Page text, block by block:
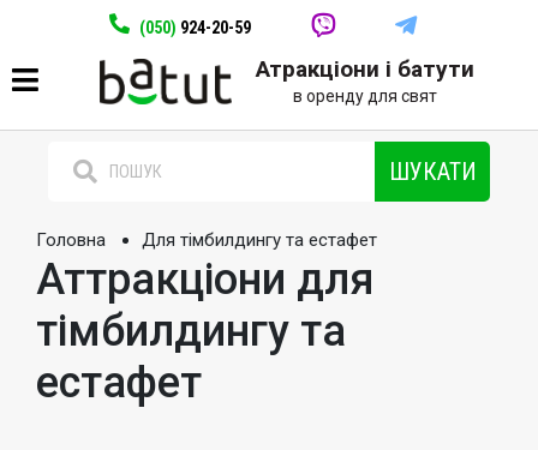
(050) 924-20-59
Атракціони і батути
в оренду для свят
ШУКАТИ
Головна Для тімбилдингу та естафет
Аттракціони для
тімбилдингу та
естафет